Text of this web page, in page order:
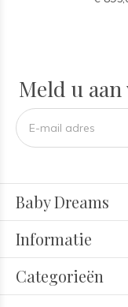
Meld u
Baby Dreams
Informatie
Categorieën